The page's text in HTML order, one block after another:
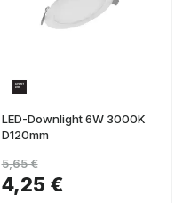
LED-Downlight 6W 3000K
D120mm
4,25 €
5,65 €